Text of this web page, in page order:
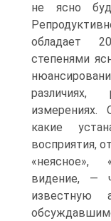
не ясно
обладает
степенями
измерениях.
какие
восприятия,
«неясное»,
видение, —